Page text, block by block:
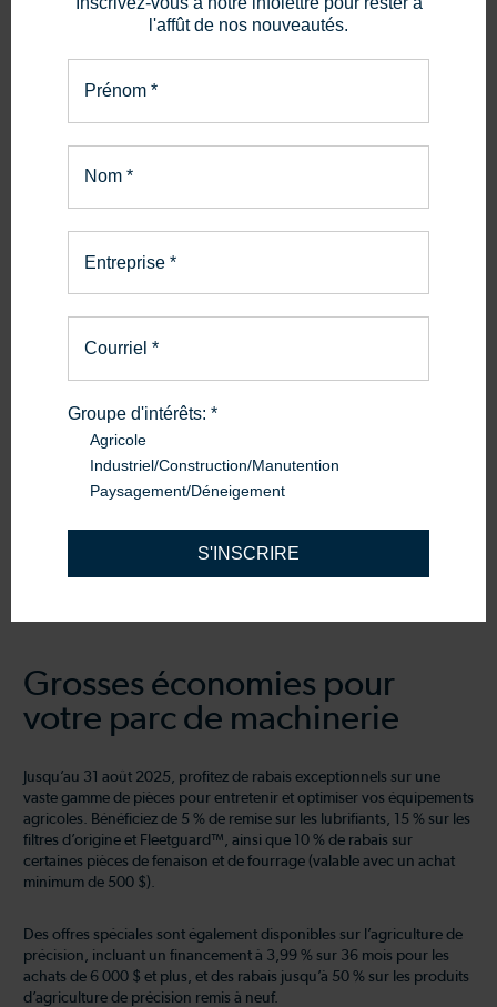
d’investir dans la précision agricole sans compromis sur votre
Grosses économies pour
votre parc de machinerie
Jusqu’au 31 août 2025, profitez de rabais exceptionnels sur une
vaste gamme de pièces pour entretenir et optimiser vos équipements
agricoles. Bénéficiez de 5 % de remise sur les lubrifiants, 15 % sur les
filtres d’origine et Fleetguard™, ainsi que 10 % de rabais sur
certaines pièces de fenaison et de fourrage (valable avec un achat
minimum de 500 $).
Des offres spéciales sont également disponibles sur l’agriculture de
précision, incluant un financement à 3,99 % sur 36 mois pour les
achats de 6 000 $ et plus, et des rabais jusqu’à 50 % sur les produits
d’agriculture de précision remis à neuf.
l'affût de nos nouveautés.
Prénom *
Nom *
Entreprise *
Courriel *
Groupe d'intérêts: *
Agricole
Industriel/Construction/Manutention
Paysagement/Déneigement
S'INSCRIRE